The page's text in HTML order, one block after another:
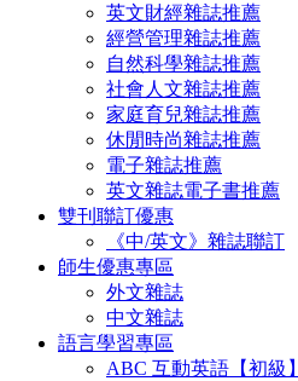
英文財經雜誌推薦
經營管理雜誌推薦
自然科學雜誌推薦
社會人文雜誌推薦
家庭育兒雜誌推薦
休閒時尚雜誌推薦
電子雜誌推薦
英文雜誌電子書推薦
雙刊聯訂優惠
《中/英文》雜誌聯訂
師生優惠專區
外文雜誌
中文雜誌
語言學習專區
ABC 互動英語【初級】